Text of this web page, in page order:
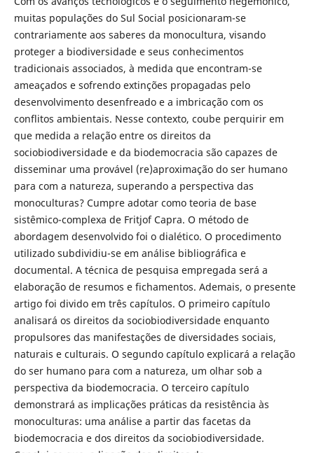
muitas populações do Sul Social posicionaram-se
contrariamente aos saberes da monocultura, visando
proteger a biodiversidade e seus conhecimentos
tradicionais associados, à medida que encontram-se
ameaçados e sofrendo extinções propagadas pelo
desenvolvimento desenfreado e a imbricação com os
conflitos ambientais. Nesse contexto, coube perquirir em
que medida a relação entre os direitos da
sociobiodiversidade e da biodemocracia são capazes de
disseminar uma provável (re)aproximação do ser humano
para com a natureza, superando a perspectiva das
monoculturas? Cumpre adotar como teoria de base
sistêmico-complexa de Fritjof Capra. O método de
abordagem desenvolvido foi o dialético. O procedimento
utilizado subdividiu-se em análise bibliográfica e
documental. A técnica de pesquisa empregada será a
elaboração de resumos e fichamentos. Ademais, o presente
artigo foi divido em três capítulos. O primeiro capítulo
analisará os direitos da sociobiodiversidade enquanto
propulsores das manifestações de diversidades sociais,
naturais e culturais. O segundo capítulo explicará a relação
do ser humano para com a natureza, um olhar sob a
perspectiva da biodemocracia. O terceiro capítulo
demonstrará as implicações práticas da resistência às
monoculturas: uma análise a partir das facetas da
biodemocracia e dos direitos da sociobiodiversidade.